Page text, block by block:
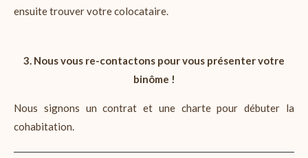
ensuite trouver votre colocataire.
3. Nous vous re-contactons pour vous présenter votre
binôme !
Nous signons un contrat et une charte pour débuter la
cohabitation.